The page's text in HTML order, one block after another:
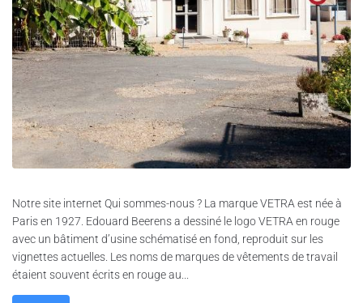
Notre site internet Qui sommes-nous ? La marque VETRA est née à
Paris en 1927. Edouard Beerens a dessiné le logo VETRA en rouge
avec un bâtiment d’usine schématisé en fond, reproduit sur les
vignettes actuelles. Les noms de marques de vêtements de travail
étaient souvent écrits en rouge au...